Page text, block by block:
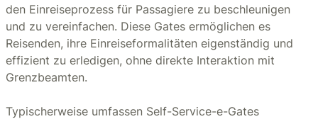
den Einreiseprozess für Passagiere zu beschleunigen
und zu vereinfachen. Diese Gates ermöglichen es
Reisenden, ihre Einreiseformalitäten eigenständig und
effizient zu erledigen, ohne direkte Interaktion mit
Grenzbeamten.
Typischerweise umfassen Self-Service-e-Gates